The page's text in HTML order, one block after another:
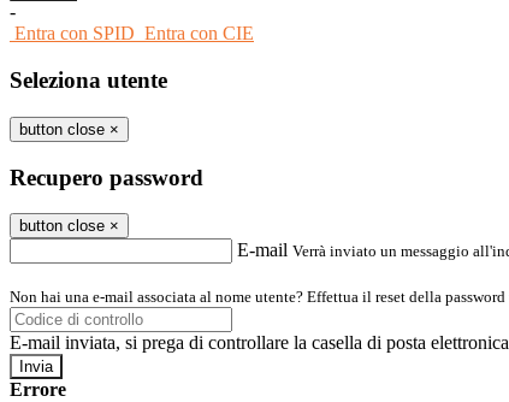
-
Entra con SPID Entra con CIE
Seleziona utente
button close ×
Recupero password
button close ×
E-mail Verrà inviato un messaggio
Non hai una e-mail associata al nome utente? Effettua il reset della
E-mail inviata, si prega di controllare la casella di posta
Errore